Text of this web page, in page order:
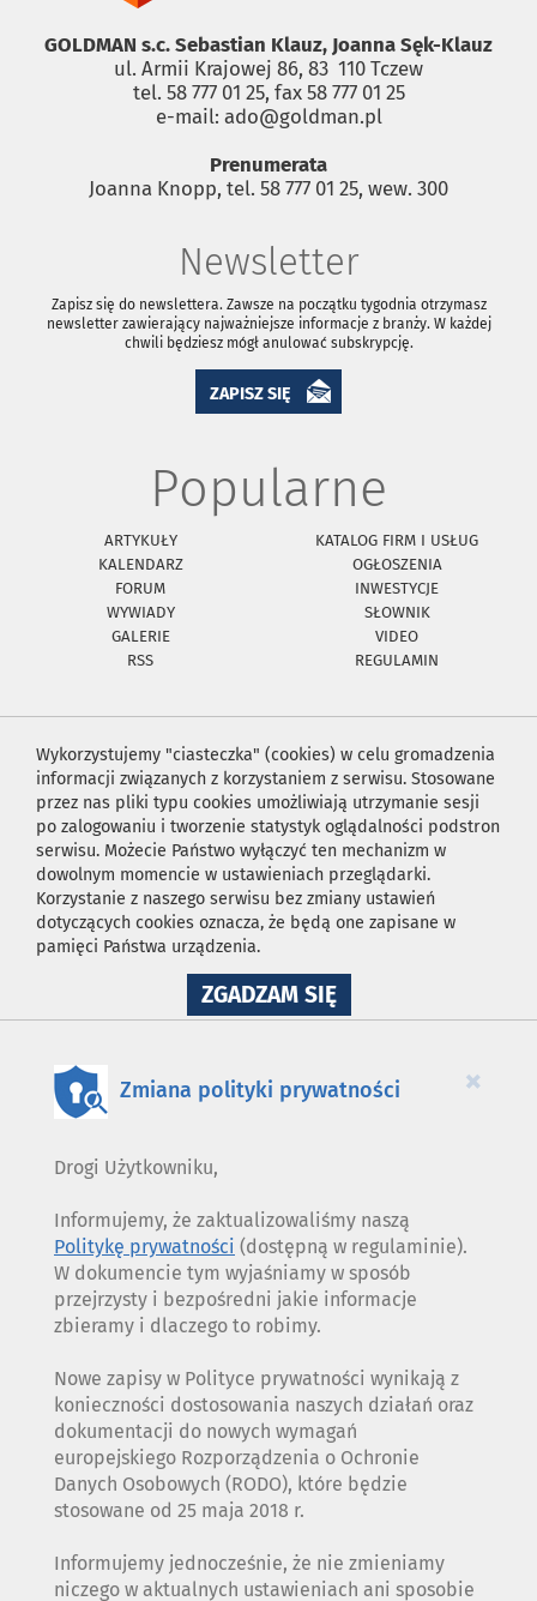
GOLDMAN s.c. Sebastian Klauz, Joanna Sęk-Klauz
ul. Armii Krajowej 86, 83 ­ 110 Tczew
tel. 58 777 01 25, fax 58 777 01 25
e-mail: ado@goldman.pl
Prenumerata
Joanna Knopp, tel. 58 777 01 25, wew. 300
Newsletter
Zapisz się do newslettera. Zawsze na początku tygodnia otrzymasz
newsletter zawierający najważniejsze informacje z branży. W każdej
chwili będziesz mógł anulować subskrypcję.
ZAPISZ SIĘ
Popularne
ARTYKUŁY
KATALOG FIRM I USŁUG
KALENDARZ
OGŁOSZENIA
FORUM
INWESTYCJE
WYWIADY
SŁOWNIK
GALERIE
VIDEO
RSS
REGULAMIN
Wykorzystujemy "ciasteczka" (cookies) w celu gromadzenia
informacji związanych z korzystaniem z serwisu. Stosowane
przez nas pliki typu cookies umożliwiają utrzymanie sesji
po zalogowaniu i tworzenie statystyk oglądalności podstron
serwisu. Możecie Państwo wyłączyć ten mechanizm w
dowolnym momencie w ustawieniach przeglądarki.
Korzystanie z naszego serwisu bez zmiany ustawień
dotyczących cookies oznacza, że będą one zapisane w
pamięci Państwa urządzenia.
ZGADZAM SIĘNA
WYKORZYSTANIE
×
Zmiana polityki prywatności
Drogi Użytkowniku,
Informujemy, że zaktualizowaliśmy naszą
Politykę prywatności (dostępną w regulaminie).
W dokumencie tym wyjaśniamy w sposób
przejrzysty i bezpośredni jakie informacje
zbieramy i dlaczego to robimy.
Nowe zapisy w Polityce prywatności wynikają z
konieczności dostosowania naszych działań oraz
dokumentacji do nowych wymagań
europejskiego Rozporządzenia o Ochronie
Danych Osobowych (RODO), które będzie
stosowane od 25 maja 2018 r.
Informujemy jednocześnie, że nie zmieniamy
niczego w aktualnych ustawieniach ani sposobie